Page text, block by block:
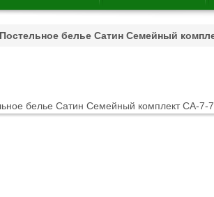
Постельное белье Сатин Семейный